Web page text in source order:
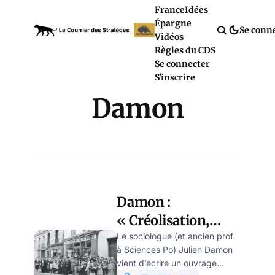
FranceIdées
Épargne
Vidéos
Règles du CDS
Se connecter
S'inscrire
Se
Damon
Damon :
« Créolisation,
Grand
Remplacement…
Le sociologue (et ancien prof
à Sciences Po) Julien Damon
vient d’écrire un ouvrage